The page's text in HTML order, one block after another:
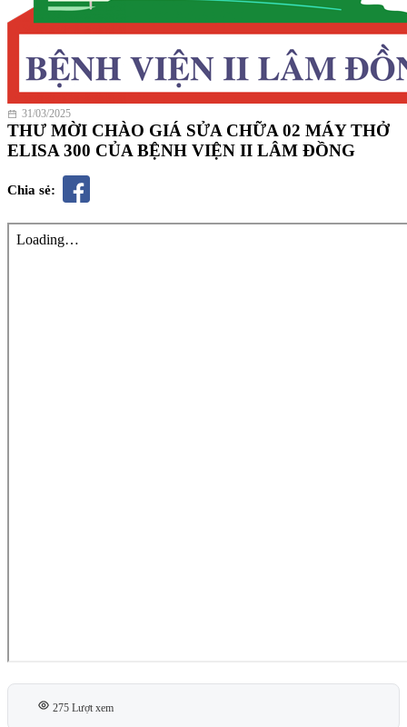
31/03/2025
THƯ MỜI CHÀO GIÁ SỬA CHỮA 02 MÁY THỞ
ELISA 300 CỦA BỆNH VIỆN II LÂM ĐỒNG
Chia sẻ:
275 Lượt xem